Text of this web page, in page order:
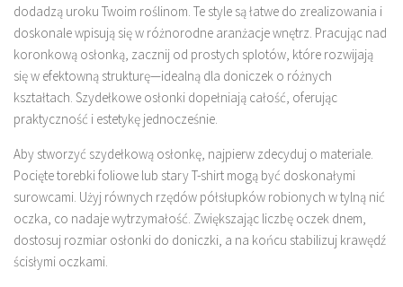
dodadzą uroku Twoim roślinom. Te style są łatwe do zrealizowania i
doskonale wpisują się w różnorodne aranżacje wnętrz. Pracując nad
koronkową osłonką, zacznij od prostych splotów, które rozwijają
się w efektowną strukturę—idealną dla doniczek o różnych
kształtach. Szydełkowe osłonki dopełniają całość, oferując
praktyczność i estetykę jednocześnie.
Aby stworzyć szydełkową osłonkę, najpierw zdecyduj o materiale.
Pocięte torebki foliowe lub stary T-shirt mogą być doskonałymi
surowcami. Użyj równych rzędów półsłupków robionych w tylną nić
oczka, co nadaje wytrzymałość. Zwiększając liczbę oczek dnem,
dostosuj rozmiar osłonki do doniczki, a na końcu stabilizuj krawędź
ścisłymi oczkami.